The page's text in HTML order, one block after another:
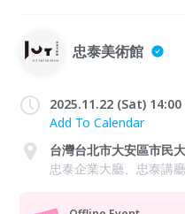
忠泰美術館
2025.11.22 (Sat)
Add To Calendar
台灣台北市大安區市民
忠泰企業大廳、忠泰講廳